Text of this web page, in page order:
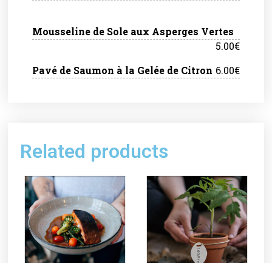
Mousseline de Sole aux Asperges Vertes
5.00€
Pavé de Saumon à la Gelée de Citron 6.00€
Related products